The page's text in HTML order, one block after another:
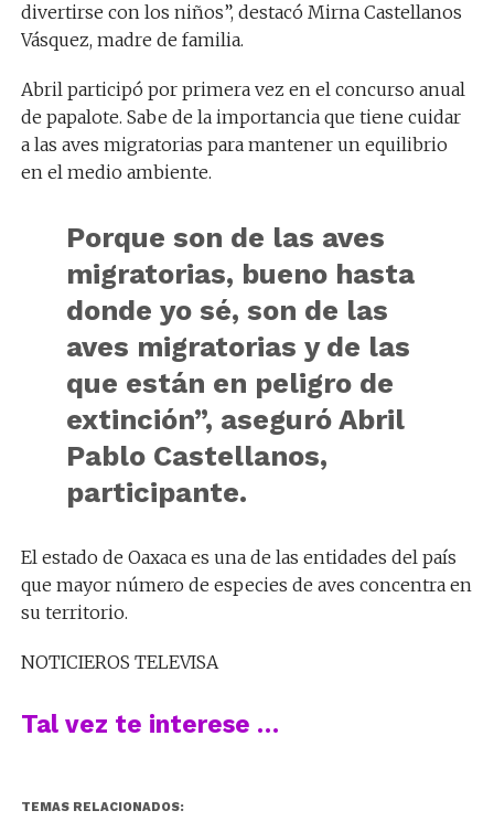
divertirse con los niños”, destacó Mirna Castellanos
Vásquez, madre de familia.
Abril participó por primera vez en el concurso anual
de papalote. Sabe de la importancia que tiene cuidar
a las aves migratorias para mantener un equilibrio
en el medio ambiente.
Porque son de las aves
migratorias, bueno hasta
donde yo sé, son de las
aves migratorias y de las
que están en peligro de
extinción”, aseguró Abril
Pablo Castellanos,
participante.
El estado de Oaxaca es una de las entidades del país
que mayor número de especies de aves concentra en
su territorio.
NOTICIEROS TELEVISA
Tal vez te interese …
TEMAS RELACIONADOS: